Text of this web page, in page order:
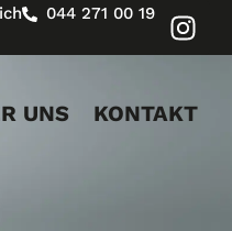
044 271 00 19
UNS KONTAKT